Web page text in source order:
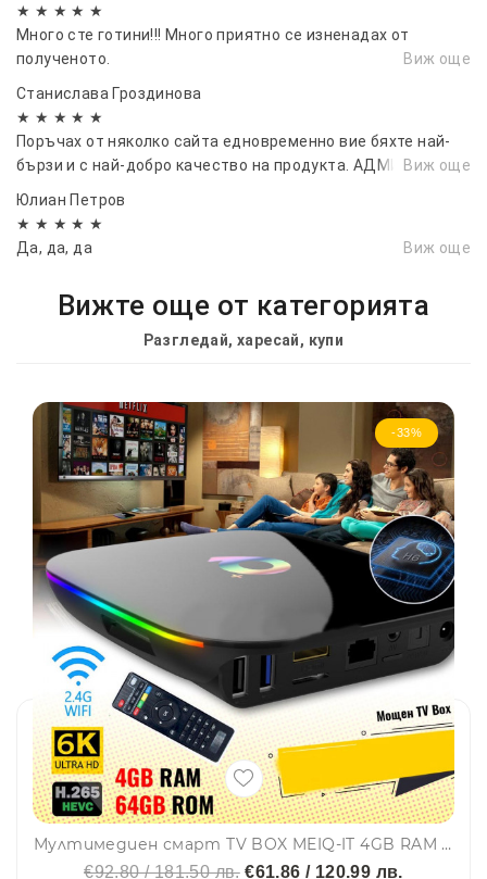
★ ★ ★ ★ ★
Много сте готини!!! Много приятно се изненадах от
полученото.
Виж още
Станислава Гроздинова
★ ★ ★ ★ ★
Поръчах от няколко сайта едновременно вие бяхте най-
бързи и с най-добро качество на продукта. АДМИРАЦИИ
Виж още
Юлиан Петров
★ ★ ★ ★ ★
Да, да, да
Виж още
Вижте още от категорията
Разгледай, харесай, купи
-33%
Мултимедиен смарт TV BOX MEIQ-IT 4GB RAM Android9 8K видео
€92.80 / 181.50 лв.€61.86 / 120.99 лв.